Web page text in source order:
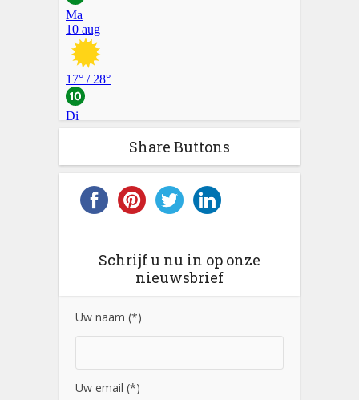
Share Buttons
Schrijf u nu in op onze
nieuwsbrief
Uw naam (*)
Uw email (*)